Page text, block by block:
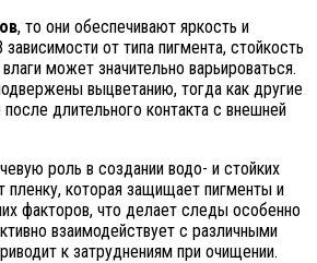
, то они обеспечивают яркость и
от типа пигмента, стойкость
может значительно варьироваться.
выцветанию, тогда как другие
длительного контакта с внешней
роль в создании водо- и стойких
которая защищает пигменты и
факторов, что делает следы особенно
взаимодействует с различными
к затруднениям при очищении.